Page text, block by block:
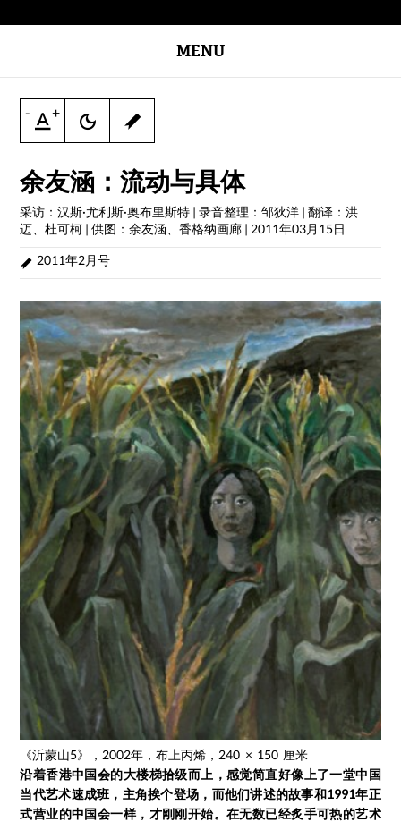
MENU
- +
余友涵：流动与具体
采访：汉斯·尤利斯·奥布里斯特 | 录音整理：邹狄洋 | 翻译：洪
迈、杜可柯 | 供图：余友涵、香格纳画廊 | 2011年03月15日
2011年2月号
《沂蒙山5》，2002年，布上丙烯，240 × 150 厘米
沿着香港中国会的大楼梯拾级而上，感觉简直好像上了一堂中国
当代艺术速成班，主角挨个登场，而他们讲述的故事和1991年正
式营业的中国会一样，才刚刚开始。在无数已经炙手可热的艺术